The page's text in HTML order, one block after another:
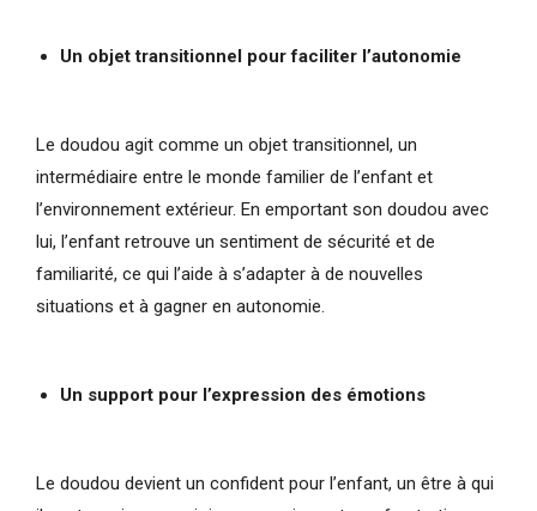
Un objet transitionnel pour faciliter l’autonomie
Le doudou agit comme un objet transitionnel, un
intermédiaire entre le monde familier de l’enfant et
l’environnement extérieur. En emportant son doudou avec
lui, l’enfant retrouve un sentiment de sécurité et de
familiarité, ce qui l’aide à s’adapter à de nouvelles
situations et à gagner en autonomie.
Un support pour l’expression des émotions
Le doudou devient un confident pour l’enfant, un être à qui